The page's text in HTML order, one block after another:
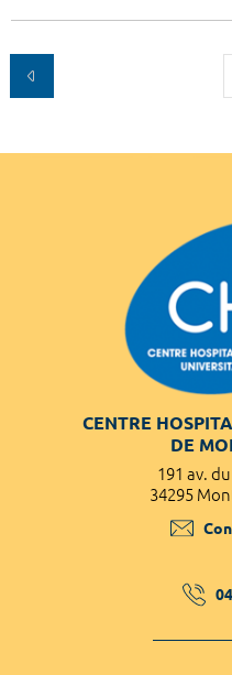
CENTRE
DE
191 av.
34295